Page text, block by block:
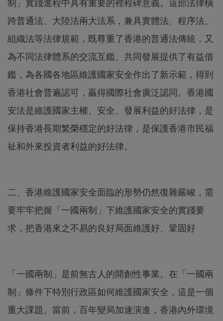
制」實踐進程中具有重要的裡程碑意義。這部法律橫
跨普通法、大陸法兩大法系，兼具實體法、程序法、
組織法等法律規範，既尊重了香港的普通法傳統，又
為不同法律體系的交流互鑑、共同發展提供了有益借
鑑，為各國各地區維護國家安全作出了新示範，得到
香港社會普遍認可，贏得國際社會廣泛認同。香港國
安法是維護國家主權、安全、發展利益的好法律，是
保持香港長期繁榮穩定的好法律，是保護香港市民福
祉和外來投資者利益的好法律。
二、香港維護國家安全面臨的形勢仍然復雜嚴峻，需
要牢牢把握「一國兩制」下維護國家安全的實踐要
求，把香港來之不易的良好局面維護好、鞏固好
「一國兩制」是前無古人的開創性事業。在「一國兩
制」條件下特別行政區如何維護國家安全，這是一個
重大課題。當前，百年變局加速演進，香港內外環境